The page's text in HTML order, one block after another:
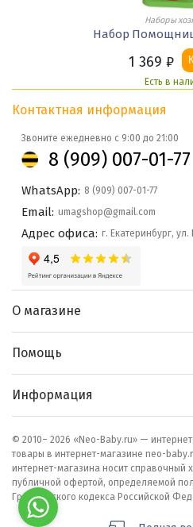
Наборы
Набор
1 369 ₽
Есть в
Контактная информация
Звоните ежедневно с 9:00 до 21:00
8 (909) 007-01-77
WhatsApp: 8 (909) 007-01-77
Email: umagshop@gmail.com
Адрес офиса: г. Екатеринбург,
О магазине
Блог
Помощь
Как сделать заказ
Информация
© 2010– 2026 «Neo-Baby.ru» —
товары в интернет-магазине neo-
интернет-магазина носит справочный
публичной офертой, определяемой
Гражданского кодекса Российской